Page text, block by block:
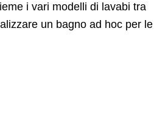
i vari modelli di lavabi tra
un bagno ad hoc per le